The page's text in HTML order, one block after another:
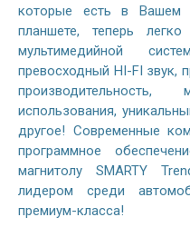
которые есть в Вашем
планшете, теперь
мультимедийной
превосходный HI-FI звук,
производительность,
использования,
другое! Современные
программное
магнитолу SMARTY
лидером среди
премиум-класса!